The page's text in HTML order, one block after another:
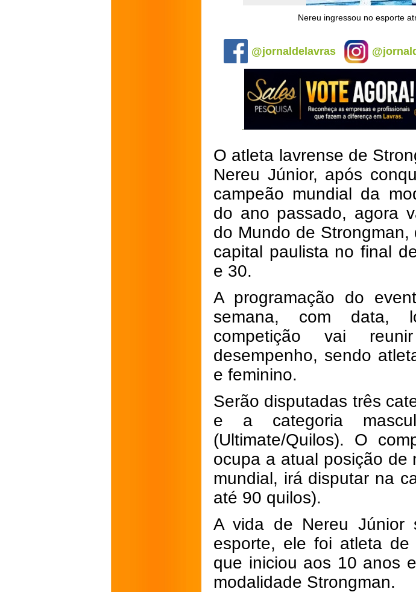
Nereu ingressou no esporte
@jornaldelavras
O atleta lavrense de
Nereu Júnior, após
campeão mundial da
do ano passado, agora
do Mundo de
capital paulista no final
e 30.
A programação do
semana, com data,
competição vai
desempenho, sendo
e feminino.
Serão disputadas três
e a categoria
(Ultimate/Quilos). O
ocupa a atual posição de
mundial, irá disputar na
até 90 quilos).
A vida de Nereu Júnior
esporte, ele foi atleta de
que iniciou aos 10 anos
modalidade Strongman.